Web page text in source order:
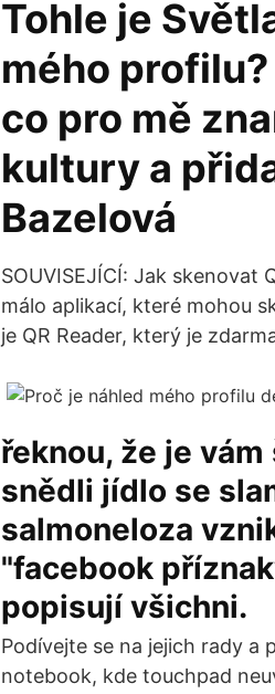
Tohle je
mého
co pro mě
kultury a
Bazelová
SOUVISEJÍCÍ: Jak skenovat
málo aplikací, které mohou
je QR Reader, který je
řeknou, že je
snědli jídlo se
salmoneloza
"facebook
popisují všichni.
Podívejte se na jejich rady a
notebook, kde touchpad